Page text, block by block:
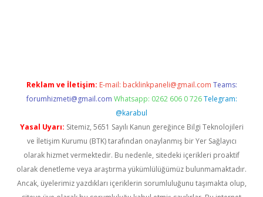
Reklam ve İletişim: E-mail: backlinkpaneli@gmail.com Teams:
forumhizmeti@gmail.com Whatsapp: 0262 606 0 726 Telegram:
@karabul
Yasal Uyarı: Sitemiz, 5651 Sayılı Kanun gereğince Bilgi Teknolojileri
ve İletişim Kurumu (BTK) tarafından onaylanmış bir Yer Sağlayıcı
olarak hizmet vermektedir. Bu nedenle, sitedeki içerikleri proaktif
olarak denetleme veya araştırma yükümlülüğümüz bulunmamaktadır.
Ancak, üyelerimiz yazdıkları içeriklerin sorumluluğunu taşımakta olup,